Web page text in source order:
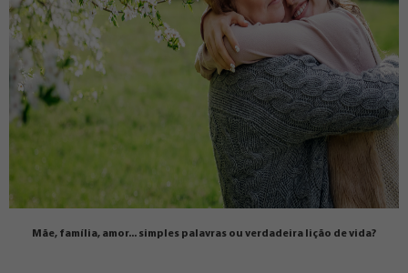
Mãe, família, amor... simples palavras ou verdadeira lição de vida?